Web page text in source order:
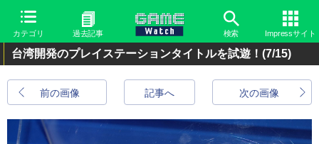
カテゴリ 過去記事 検索 Impressサイト
台湾開発のプレイステーションタイトルを試遊！ (7/15)
前の画像 次の画像
記事へ